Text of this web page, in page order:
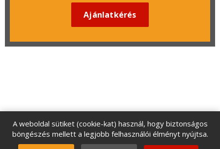
Ajánlatkérés
A weboldal sütiket (cookie-kat) használ, hogy biztonságos
böngészés mellett a legjobb felhasználói élményt nyújtsa.